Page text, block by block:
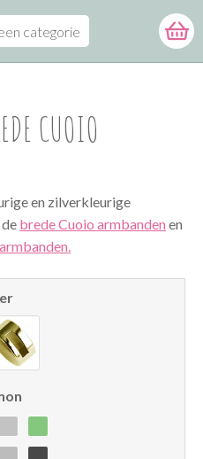
categorie
CUOIO
en zilverkleurige
brede Cuoio armbanden en